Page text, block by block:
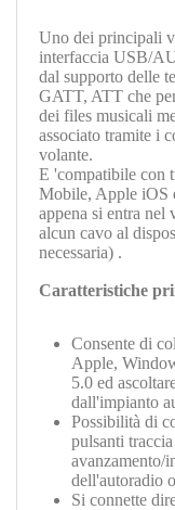
Uno dei principali
interfaccia USB/
dal supporto delle
GATT, ATT che
dei files musicali
associato tramite i
volante.
E 'compatibile con
Mobile, Apple iOS
appena si entra nel
alcun cavo al
necessaria) .
Caratteristiche
Consente di
Apple,
5.0 ed
dall'impianto
Possibilità di
pulsanti
avanzamento/
dell'autoradio
Si connette